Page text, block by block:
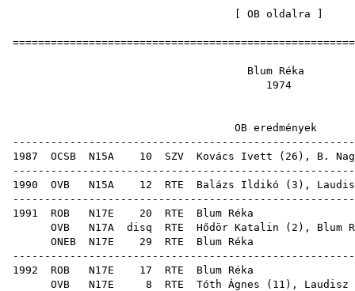
OB oldalra
Blum
OB
1987 OCSB N15A 10 SZV Kovács Ivett ( 26 ), B.
1990 OVB N15A 12 RTE Balázs Ildikó ( 3 ),
1991 ROB N17E 20 RTE
OVB N17A disq RTE Hődör Katalin ( 2 ), Blum
ONEB N17E 29 RTE
1992 ROB N17E 17 RTE
OVB N17E 8 RTE Tóth Ágnes ( 11 ), Laudisz